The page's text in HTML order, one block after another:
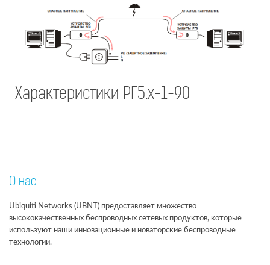
Характеристики РГ5.х-1-90
О нас
Ubiquiti Networks (UBNT) предоставляет множество
высококачественных беспроводных сетевых продуктов, которые
используют наши инновационные и новаторские беспроводные
технологии.